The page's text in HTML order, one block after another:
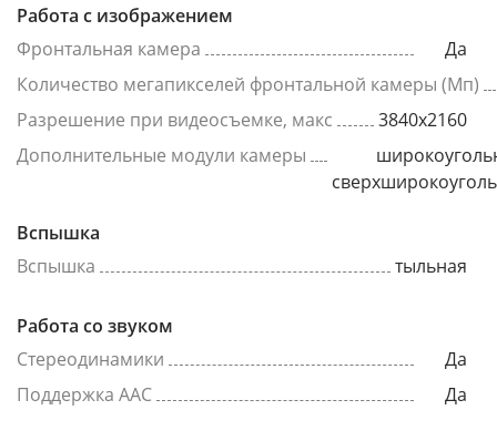
Работа с изображением
Фронтальная камера
Да
Количество мегапикселей фронтальной камеры (Мп)
Разрешение при видеосъемке, макс
3840x2160
Дополнительные модули камеры
Вспышка
Вспышка
тыльная
Работа со звуком
Стереодинамики
Да
Поддержка AAC
Да